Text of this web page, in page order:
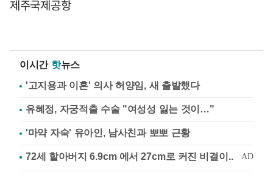
제주국제공항
이시간 핫뉴스
'고지용과 이혼' 의사 허양임, 새 출발했다
유혜정, 자궁적출 수술 "여성성 잃는 것이…"
'마약 자숙' 유아인, 남사친과 뽀뽀 근황